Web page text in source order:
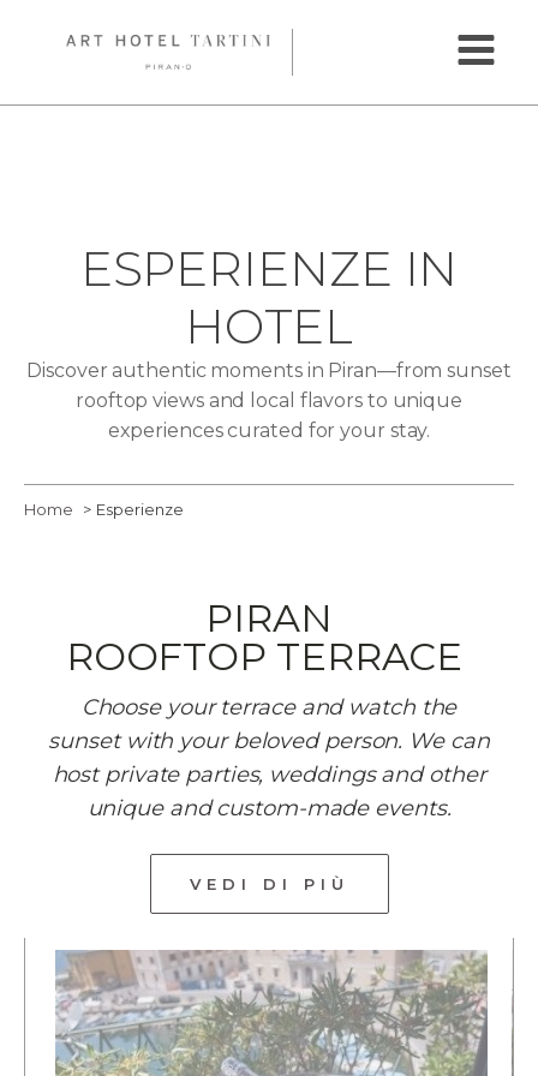
ESPERIENZE IN
HOTEL
Discover authentic moments in Piran—from sunset
rooftop views and local flavors to unique
experiences curated for your stay.
Home Esperienze
PIRAN
ROOFTOP TERRACE
Choose your terrace and watch the
sunset with your beloved person. We can
host private parties, weddings and other
unique and custom-made events.
VEDI DI PIÙ